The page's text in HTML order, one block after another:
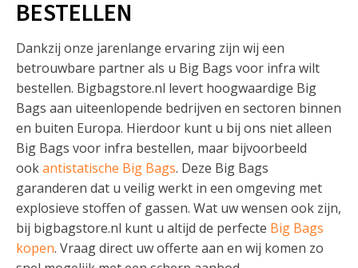
BESTELLEN
Dankzij onze jarenlange ervaring zijn wij een
betrouwbare partner als u Big Bags voor infra wilt
bestellen. Bigbagstore.nl levert hoogwaardige Big
Bags aan uiteenlopende bedrijven en sectoren binnen
en buiten Europa. Hierdoor kunt u bij ons niet alleen
Big Bags voor infra bestellen, maar bijvoorbeeld
ookantistatische Big Bags. Deze Big Bags
garanderen dat u veilig werkt in een omgeving met
explosieve stoffen of gassen. Wat uw wensen ook zijn,
bij bigbagstore.nl kunt u altijd de perfecte Big Bags
kopen. Vraag direct uw offerte aan en wij komen zo